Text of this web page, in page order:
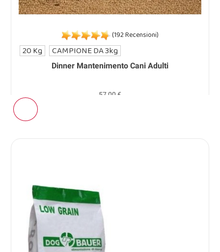
Dinner Mantenimento Cani Adulti
(192 Recensioni)
57,00 €
20 Kg CAMPIONE DA 3kg